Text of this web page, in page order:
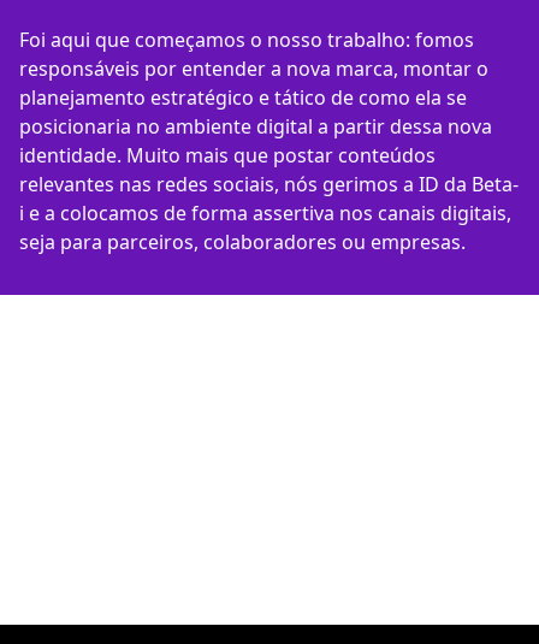
Foi aqui que começamos o nosso trabalho: fomos
responsáveis por entender a nova marca, montar o
planejamento estratégico e tático de como ela se
posicionaria no ambiente digital a partir dessa nova
identidade. Muito mais que postar conteúdos
relevantes nas redes sociais, nós gerimos a ID da Beta-
i e a colocamos de forma assertiva nos canais digitais,
seja para parceiros, colaboradores ou empresas.